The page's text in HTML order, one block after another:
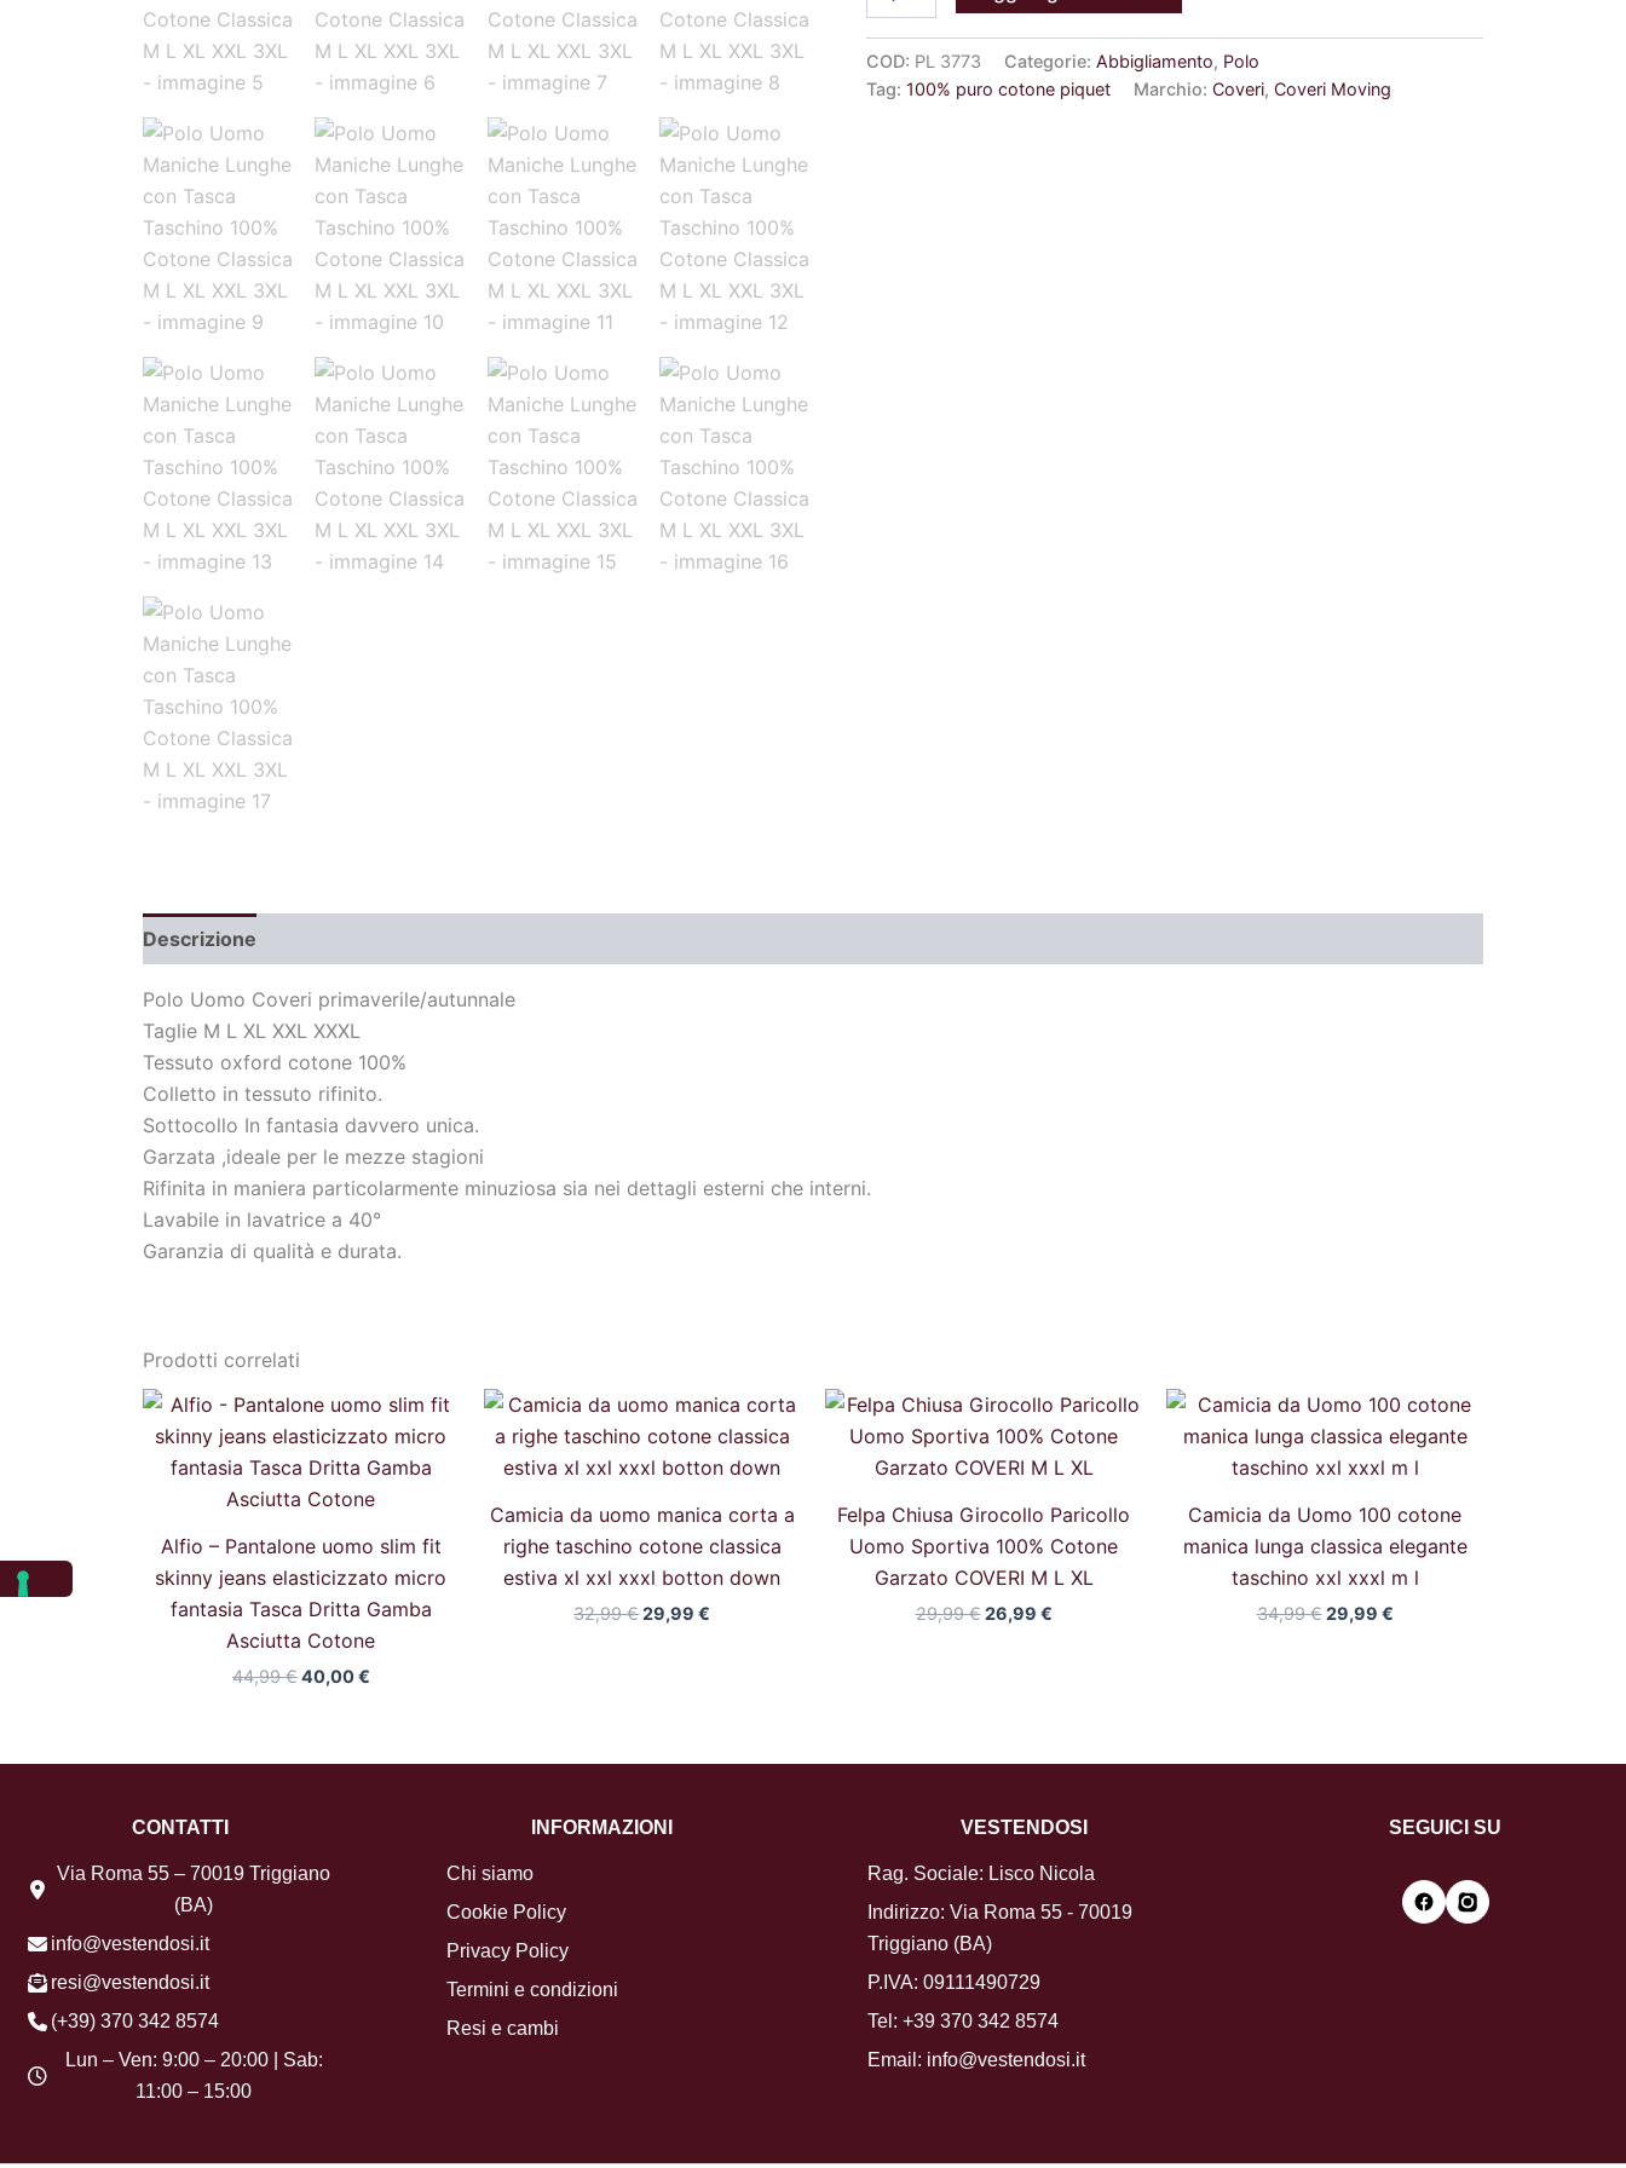
COD: PL 3773 Categorie:Abbigliamento, Polo
Tag: 100% puro cotone piquet Marchio:Coveri,Coveri Moving
Descrizione
Polo Uomo Coveri primaverile/autunnale
Taglie M L XL XXL XXXL
Tessuto oxford cotone 100%
Colletto in tessuto rifinito.
Sottocollo In fantasia davvero unica.
Garzata ,ideale per le mezze stagioni
Rifinita in maniera particolarmente minuziosa sia nei dettagli esterni che interni.
Lavabile in lavatrice a 40°
Garanzia di qualità e durata.
Prodotti correlati
Alfio – Pantalone uomo slim fit
skinny jeans elasticizzato micro
fantasia Tasca Dritta Gamba
Asciutta Cotone
44,99€
Il
prezzo
originale
era:
40,00€
Il
prezzo
attuale
è:
Camicia da uomo manica corta a
righe taschino cotone classica
estiva xl xxl xxxl botton down
32,99€
Il
prezzo
originale
era:
29,99€
Il
prezzo
attuale
è:
Felpa Chiusa Girocollo Paricollo
Uomo Sportiva 100% Cotone
Garzato COVERI M L XL
29,99€
Il
prezzo
originale
era:
26,99 €
Il
prezzo
attuale
è:
Camicia da Uomo 100 cotone
manica lunga classica elegante
taschino xxl xxxl m l
34,99€
Il
prezzo
originale
era:
29,99 €
Il
prezzo
attuale
è:
CONTATTI
Via Roma 55 – 70019 Triggiano
(BA)
info@vestendosi.it
resi@vestendosi.it
(+39) 370 342 8574
Lun – Ven: 9:00 – 20:00 | Sab:
11:00 – 15:00
INFORMAZIONI
Chi siamo
Cookie Policy
Privacy Policy
Termini e condizioni
Resi e cambi
VESTENDOSI
Rag. Sociale: Lisco Nicola
Indirizzo: Via Roma 55 - 70019
Triggiano (BA)
P.IVA: 09111490729
Tel: +39 370 342 8574
Email: info@vestendosi.it
SEGUICI SU